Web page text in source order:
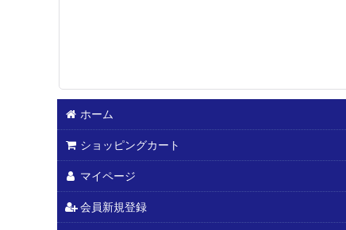
ホーム
ショッピングカート
マイページ
会員新規登録